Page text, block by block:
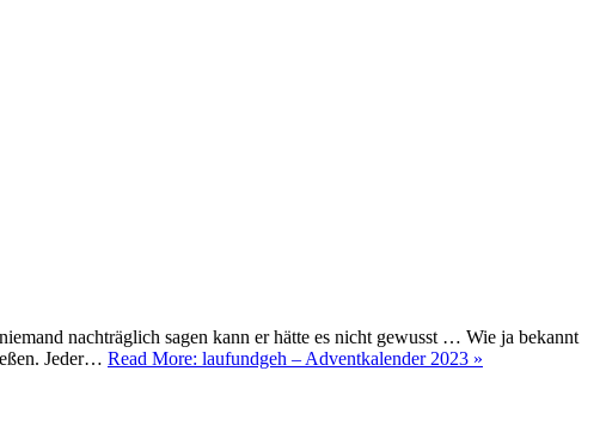
nachträglich sagen kann er hätte es nicht gewusst … Wie ja bekannt
Jeder… Read More: laufundgeh – Adventkalender 2023 »